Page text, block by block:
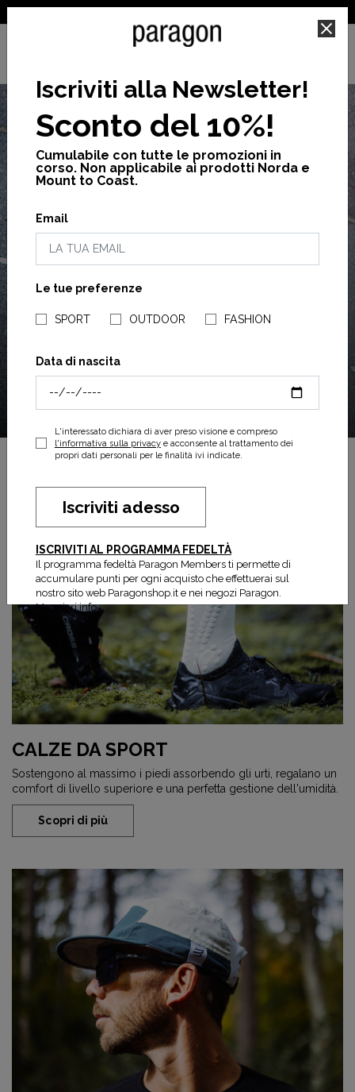
NEGOZI PARAGONSHOP
FINO AL -60%
CHANCE
Ultime taglie disponibili.
ACQUISTA ORA
CALZE DA SPORT
Sostengono al massimo i piedi assorbendo gli urti, regalano un
comfort di livello superiore e una perfetta gestione dell'umidità.
Scopri di più
Iscriviti alla Newsletter!
Sconto del 10%!
Cumulabile con tutte le promozioni in
corso. Non applicabile ai prodotti Norda e
Mount to Coast.
Email
Le tue preferenze
SPORT OUTDOOR FASHION
Data di nascita
L'interessato dichiara di aver preso visione e compreso
l'informativa sulla privacye acconsente al trattamento dei
propri dati personali per le finalità ivi indicate.
Iscriviti adesso
ISCRIVITI AL PROGRAMMA FEDELTÀ
Il programma fedeltà Paragon Members ti permette di
accumulare punti per ogni acquisto che effettuerai sul
nostro sito web Paragonshop.it e nei negozi Paragon.
Maggiori info